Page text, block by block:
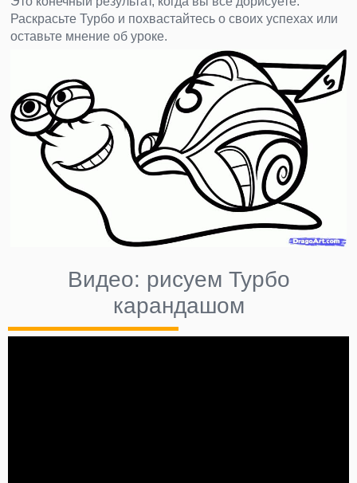
Раскрасьте Турбо и похвастайтесь о своих успехах или
оставьте мнение об уроке.
Видео: рисуем Турбо
карандашом